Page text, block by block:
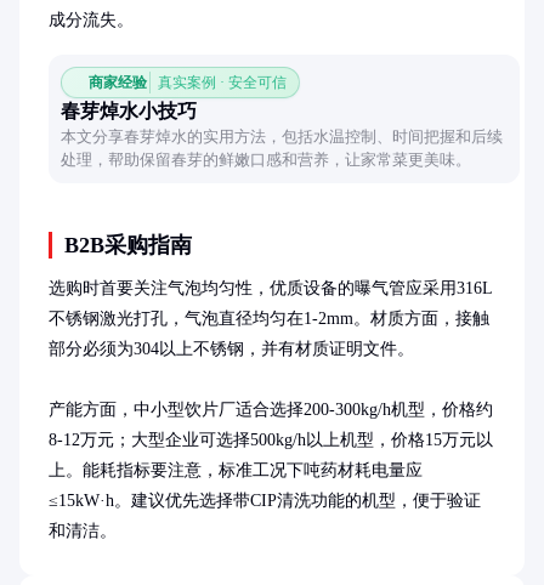
成分流失。
商家经验 真实案例 · 安全可信
春芽焯水小技巧
本文分享春芽焯水的实用方法，包括水温控制、时间把握和后续
处理，帮助保留春芽的鲜嫩口感和营养，让家常菜更美味。
B2B采购指南
选购时首要关注气泡均匀性，优质设备的曝气管应采用316L
不锈钢激光打孔，气泡直径均匀在1-2mm。材质方面，接触
部分必须为304以上不锈钢，并有材质证明文件。
产能方面，中小型饮片厂适合选择200-300kg/h机型，价格约
8-12万元；大型企业可选择500kg/h以上机型，价格15万元以
上。能耗指标要注意，标准工况下吨药材耗电量应
≤15kW·h。建议优先选择带CIP清洗功能的机型，便于验证
和清洁。